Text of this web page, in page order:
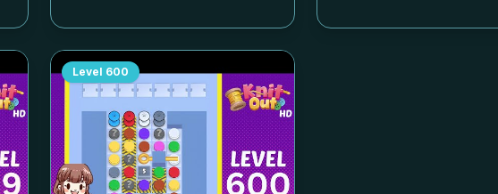
Level 600